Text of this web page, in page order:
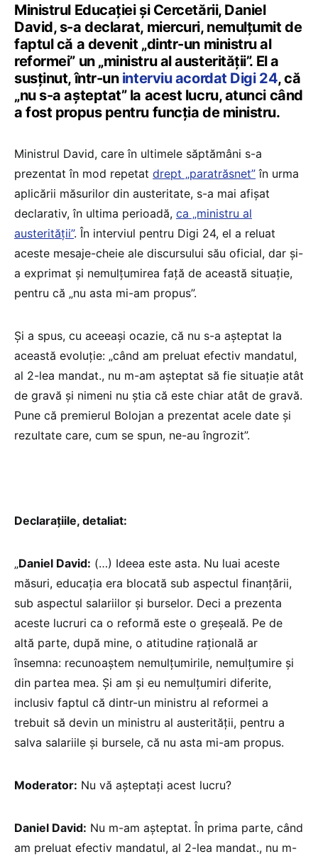
Ministrul Educației și Cercetării, Daniel
David, s-a declarat, miercuri, nemulțumit de
faptul că a devenit „dintr-un ministru al
reformei” un „ministru al austerității”. El a
susținut, într-un interviu acordat Digi 24, că
„nu s-a așteptat” la acest lucru, atunci când
a fost propus pentru funcția de ministru.
Ministrul David, care în ultimele săptămâni s-a
prezentat în mod repetat drept „paratrăsnet” în urma
aplicării măsurilor din austeritate, s-a mai afișat
declarativ, în ultima perioadă, ca „ministru al
austerității”. În interviul pentru Digi 24, el a reluat
aceste mesaje-cheie ale discursului său oficial, dar și-
a exprimat și nemulțumirea față de această situație,
pentru că „nu asta mi-am propus”.
Și a spus, cu aceeași ocazie, că nu s-a așteptat la
această evoluție: „când am preluat efectiv mandatul,
al 2-lea mandat., nu m-am așteptat să fie situație atât
de gravă și nimeni nu știa că este chiar atât de gravă.
Pune că premierul Bolojan a prezentat acele date și
rezultate care, cum se spun, ne-au îngrozit”.
Declarațiile, detaliat:
„Daniel David: (…) Ideea este asta. Nu luai aceste
măsuri, educația era blocată sub aspectul finanțării,
sub aspectul salariilor și burselor. Deci a prezenta
aceste lucruri ca o reformă este o greșeală. Pe de
altă parte, după mine, o atitudine rațională ar
însemna: recunoaștem nemulțumirile, nemulțumire și
din partea mea. Și am și eu nemulțumiri diferite,
inclusiv faptul că dintr-un ministru al reformei a
trebuit să devin un ministru al austerității, pentru a
salva salariile și bursele, că nu asta mi-am propus.
Moderator: Nu vă așteptați acest lucru?
Daniel David: Nu m-am așteptat. În prima parte, când
am preluat efectiv mandatul, al 2-lea mandat., nu m-